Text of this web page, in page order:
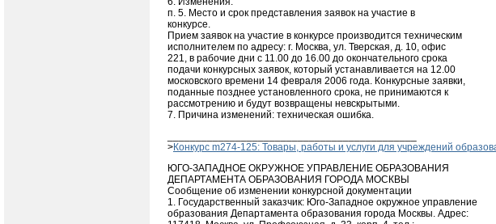
п. 5. Место и срок представления заявок на участие в
конкурсе.
Прием заявок на участие в конкурсе производится техническим
исполнителем по адресу: г. Москва, ул. Тверская, д. 10, офис
221, в рабочие дни с 11.00 до 16.00 до окончательного срока
подачи конкурсных заявок, который устанавливается на 12.00
московского времени 14 февраля 2006 года. Конкурсные заявки,
поданные позднее установленного срока, не принимаются к
рассмотрению и будут возвращены невскрытыми.
7. Причина изменений: техническая ошибка.
>Конкурс m274-125: Товары, работы и услуги для учреждений
ЮГО-ЗАПАДНОЕ ОКРУЖНОЕ УПРАВЛЕНИЕ ОБРАЗОВАНИЯ
ДЕПАРТАМЕНТА ОБРАЗОВАНИЯ ГОРОДА МОСКВЫ
Сообщение об изменении конкурсной документации
1. Государственный заказчик: Юго-Западное окружное управление
образования Департамента образования города Москвы. Адрес: